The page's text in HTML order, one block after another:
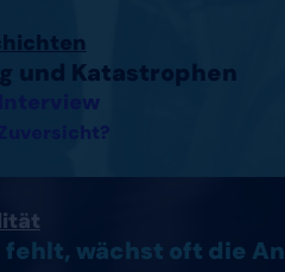
und Katastrophen
Interview
fehlt, wächst oft die